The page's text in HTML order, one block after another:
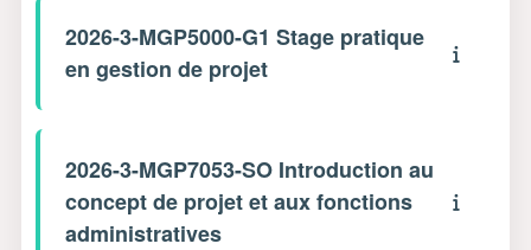
2026-3-MGP5000-G1 Stage pratique
en gestion de projet
2026-3-MGP7053-SO Introduction au
concept de projet et aux fonctions
administratives